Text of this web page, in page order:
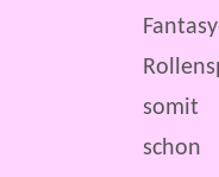
somit
schon